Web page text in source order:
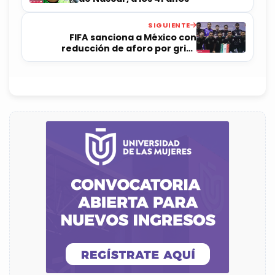
SIGUIENTE
FIFA sanciona a México con
reducción de aforo por grito
homofóbico